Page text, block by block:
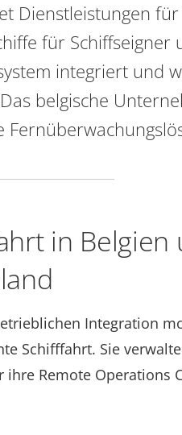
Dienstleistungen
für Schiffseigner
integriert und
belgische
in Belgien
Integration
Schifffahrt. Sie
Remote Operations